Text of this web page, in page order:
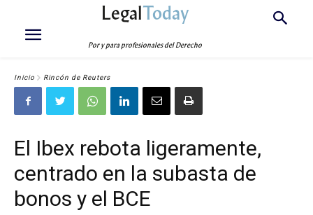
LegalToday
Por y para profesionales del Derecho
Inicio Rincón de Reuters
El Ibex rebota ligeramente,
centrado en la subasta de
bonos y el BCE